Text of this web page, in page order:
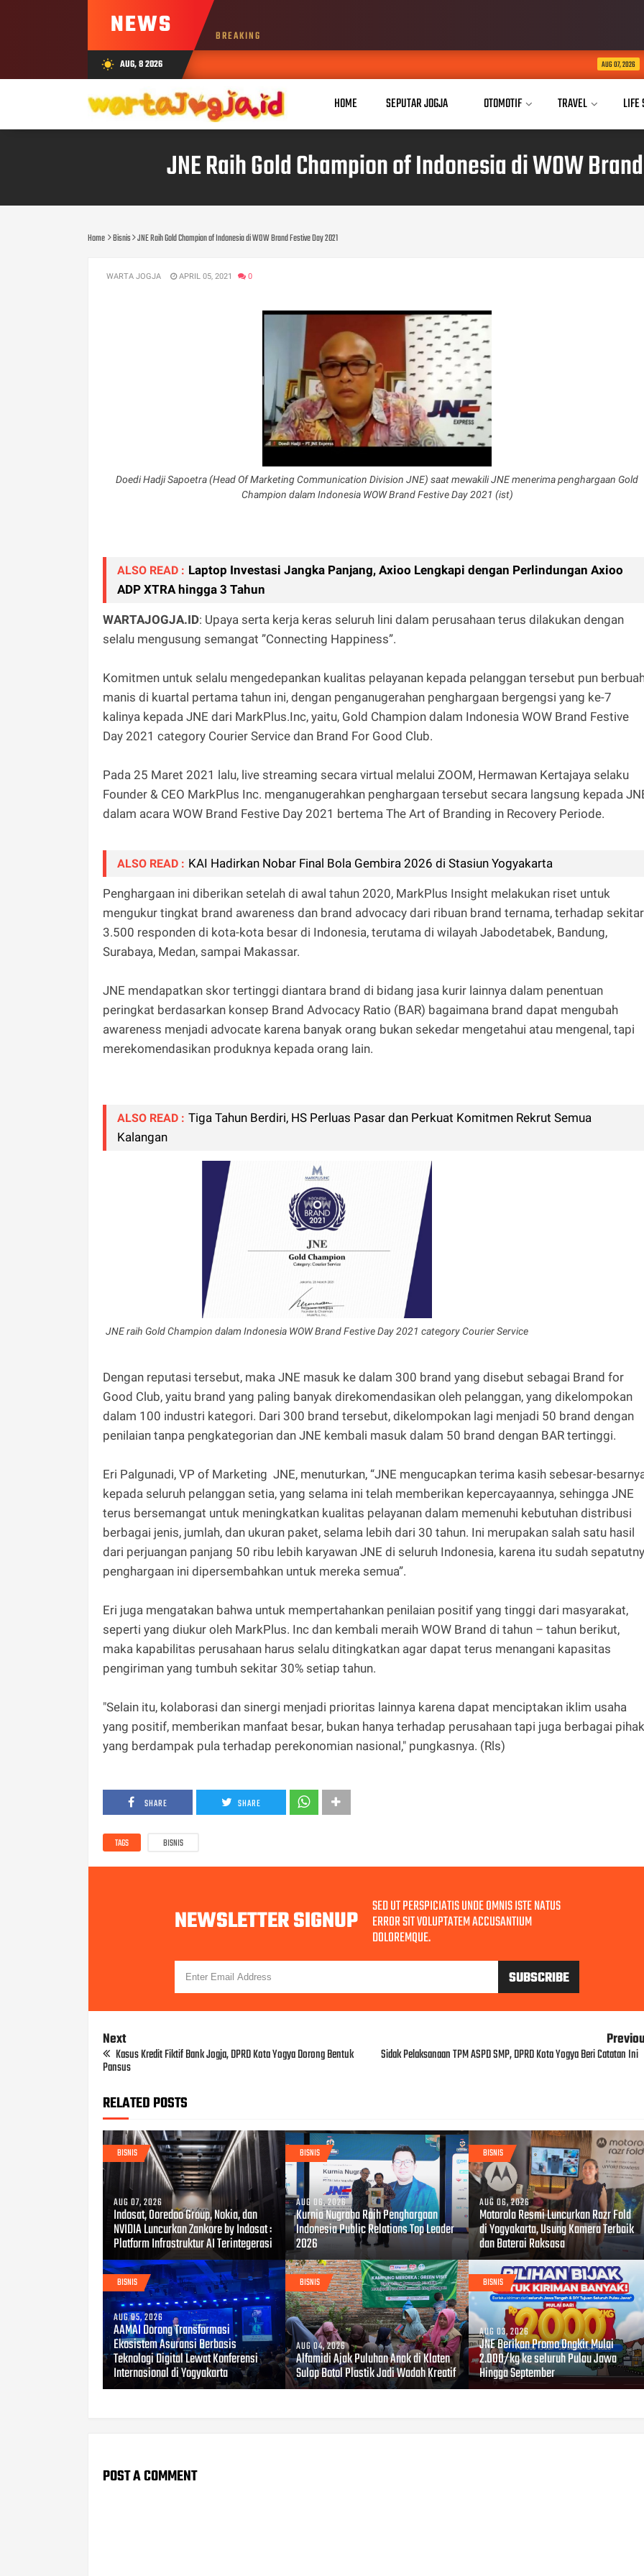
NEWS BREAKING
wb_sunny AUG, 8 2026 Buka Akses
HOME SEPUTAR JOGJA OTOMOTIF TRAVEL LIFE
JNE Raih Gold Champion of Indonesia di WOW
Home Bisnis JNE Raih Gold Champion of Indonesia di WOW Brand Festive Day 2021
WARTA JOGJA APRIL 05, 2021 0
Doedi Hadji Sapoetra (Head Of Marketing Communication Division JNE) saat mewakili JNE menerima penghargaan Gold
Champion dalam Indonesia WOW Brand Festive Day 2021 (ist)
ALSO READ : Laptop Investasi Jangka Panjang, Axioo Lengkapi dengan Perlindungan Axioo
ADP XTRA hingga 3 Tahun
WARTAJOGJA.ID: Upaya serta kerja keras seluruh lini dalam perusahaan terus dilakukan dengan
selalu mengusung semangat ”Connecting Happiness”.
Komitmen untuk selalu mengedepankan kualitas pelayanan kepada pelanggan tersebut pun
manis di kuartal pertama tahun ini, dengan penganugerahan penghargaan bergengsi yang ke-7
kalinya kepada JNE dari MarkPlus.Inc, yaitu, Gold Champion dalam Indonesia WOW Brand Festive
Day 2021 category Courier Service dan Brand For Good Club.
Pada 25 Maret 2021 lalu, live streaming secara virtual melalui ZOOM, Hermawan Kertajaya selaku
Founder & CEO MarkPlus Inc. menganugerahkan penghargaan tersebut secara langsung kepada
dalam acara WOW Brand Festive Day 2021 bertema The Art of Branding in Recovery Periode.
ALSO READ : KAI Hadirkan Nobar Final Bola Gembira 2026 di Stasiun Yogyakarta
Penghargaan ini diberikan setelah di awal tahun 2020, MarkPlus Insight melakukan riset untuk
mengukur tingkat brand awareness dan brand advocacy dari ribuan brand ternama, terhadap sekitar
3.500 responden di kota-kota besar di Indonesia, terutama di wilayah Jabodetabek, Bandung,
Surabaya, Medan, sampai Makassar.
JNE mendapatkan skor tertinggi diantara brand di bidang jasa kurir lainnya dalam penentuan
peringkat berdasarkan konsep Brand Advocacy Ratio (BAR) bagaimana brand dapat mengubah
awareness menjadi advocate karena banyak orang bukan sekedar mengetahui atau mengenal, tapi
merekomendasikan produknya kepada orang lain.
ALSO READ : Tiga Tahun Berdiri, HS Perluas Pasar dan Perkuat Komitmen Rekrut Semua
Kalangan
JNE raih Gold Champion dalam Indonesia WOW Brand Festive Day 2021 category Courier Service
Dengan reputasi tersebut, maka JNE masuk ke dalam 300 brand yang disebut sebagai Brand for
Good Club, yaitu brand yang paling banyak direkomendasikan oleh pelanggan, yang dikelompokan
dalam 100 industri kategori. Dari 300 brand tersebut, dikelompokan lagi menjadi 50 brand dengan
penilaian tanpa pengkategorian dan JNE kembali masuk dalam 50 brand dengan BAR tertinggi.
Eri Palgunadi, VP of Marketing JNE, menuturkan, “JNE mengucapkan terima kasih sebesar-
kepada seluruh pelanggan setia, yang selama ini telah memberikan kepercayaannya, sehingga JNE
terus bersemangat untuk meningkatkan kualitas pelayanan dalam memenuhi kebutuhan distribusi
berbagai jenis, jumlah, dan ukuran paket, selama lebih dari 30 tahun. Ini merupakan salah satu hasil
dari perjuangan panjang 50 ribu lebih karyawan JNE di seluruh Indonesia, karena itu sudah
penghargaan ini dipersembahkan untuk mereka semua”.
Eri juga mengatakan bahwa untuk mempertahankan penilaian positif yang tinggi dari masyarakat,
seperti yang diukur oleh MarkPlus. Inc dan kembali meraih WOW Brand di tahun – tahun berikut,
maka kapabilitas perusahaan harus selalu ditingkatkan agar dapat terus menangani kapasitas
pengiriman yang tumbuh sekitar 30% setiap tahun.
"Selain itu, kolaborasi dan sinergi menjadi prioritas lainnya karena dapat menciptakan iklim usaha
yang positif, memberikan manfaat besar, bukan hanya terhadap perusahaan tapi juga berbagai pihak
yang berdampak pula terhadap perekonomian nasional," pungkasnya. (Rls)
SHARE SHARE
TAGS BISNIS
NEWSLETTER SIGNUP SED UT PERSPICIATIS UNDE OMNIS ISTE NATUS
ERROR SIT VOLUPTATEM ACCUSANTIUM
DOLOREMQUE.
Next
Kasus Kredit Fiktif Bank Jogja, DPRD Kota Yogya Dorong Bentuk
Pansus
Sidak Pelaksanaan TPM ASPD SMP, DPRD Kota Yogya Beri Catatan Ini
RELATED POSTS
BISNIS
AUG 07, 2026
Indosat, Ooredoo Group, Nokia, dan
NVIDIA Luncurkan Zankore by Indosat :
Platform Infrastruktur AI Terintegerasi
BISNIS
AUG 06, 2026
Kurnia Nugraha Raih Penghargaan
Indonesia Public Relations Top Leader
2026
BISNIS
AUG 06, 2026
Motorola Resmi Luncurkan Razr Fold
di Yogyakarta, Usung Kamera Terbaik
dan Baterai Raksasa
BISNIS
AUG 05, 2026
AAMAI Dorong Transformasi
Ekosistem Asuransi Berbasis
Teknologi Digital Lewat Konferensi
Internasional di Yogyakarta
BISNIS
AUG 04, 2026
Alfamidi Ajak Puluhan Anak di Klaten
Sulap Botol Plastik Jadi Wadah Kreatif
BISNIS
AUG 03, 2026
JNE Berikan Promo Ongkir Mulai
2.000/kg ke seluruh Pulau Jawa
Hingga September
POST A COMMENT